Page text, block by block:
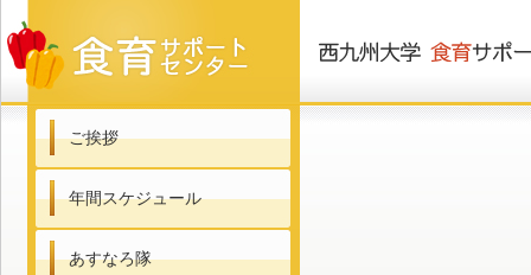
ご挨拶
年間スケジュール
あすなろ隊